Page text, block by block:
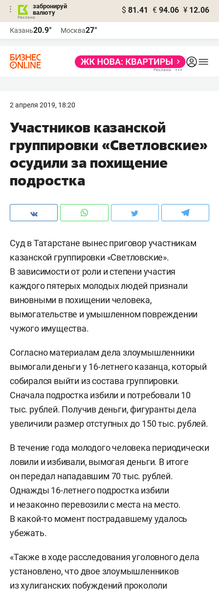
забронируй
валюту
$ 81.41 € 94.06 ¥ 12.06
Казань20.9° Москва27°
2 апреля 2019, 18:20
Участников казанской
группировки «Светловские»
осудили за похищение
подростка
Суд в Татарстане вынес приговор участникам
казанской группировки «Светловские».
В зависимости от роли и степени участия
каждого пятерых молодых людей признали
виновными в похищении человека,
вымогательстве и умышленном повреждении
чужого имущества.
Согласно материалам дела злоумышленники
вымогали деньги у 16-летнего казанца, который
собирался выйти из состава группировки.
Сначала подростка избили и потребовали 10
тыс. рублей. Получив деньги, фигуранты дела
увеличили размер отступных до 150 тыс. рублей.
В течение года молодого человека периодически
ловили и избивали, вымогая деньги. В итоге
он передал нападавшим 70 тыс. рублей.
Однажды 16-летнего подростка избили
и незаконно перевозили с места на место.
В какой-то момент пострадавшему удалось
убежать.
«Также в ходе расследования уголовного дела
установлено, что двое злоумышленников
из хулиганских побуждений прокололи